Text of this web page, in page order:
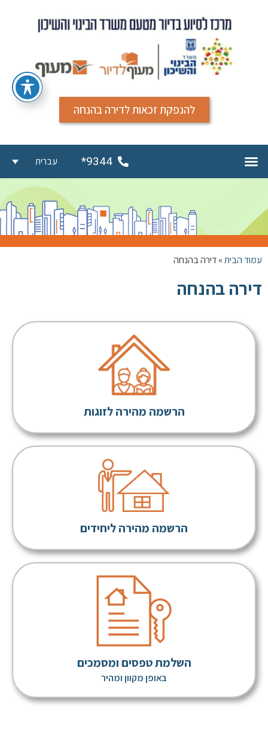
להנפקת זכאות לדירה בהנחה
9344* עברית
עמוד הבית»דירה בהנחה
דירה בהנחה
הרשמה מהירה לזוגות
הרשמה מהירה ליחידים
השלמת טפסים ומסמכים
באופן מקוון ומהיר